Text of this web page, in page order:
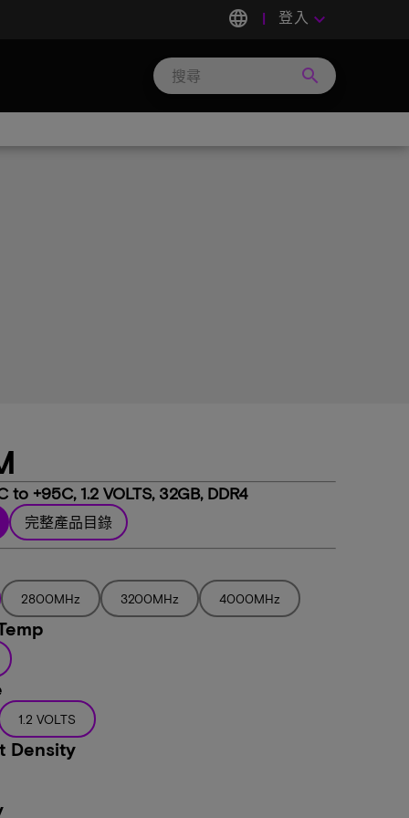
language 登入 keyboard_arrow_down
search
+95C, 1.2 VOLTS, 32GB, DDR4
完整產品目錄
2800MHz 3200MHz 4000MHz
1.2 VOLTS
Density